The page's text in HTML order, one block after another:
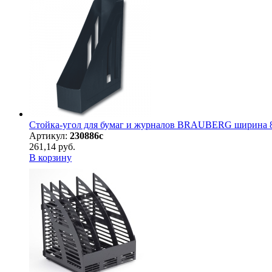
Стойка-угол для бумаг и журналов BRAUBERG ширина
Артикул: 230886с
261,14 руб.
В корзину